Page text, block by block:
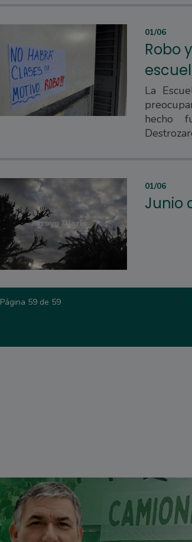
01/06
Robo
La
hecho
01/06
Junio
Página 59 de 59 | |